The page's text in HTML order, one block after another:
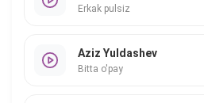
Erkak pulsiz
Aziz Yuldashev
Bitta o'pay